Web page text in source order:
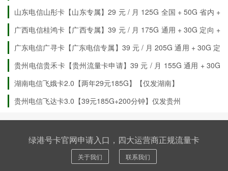
元 / 分钟
山东电信山彤卡【山东专属】29 元 / 月 125G 全国 + 50G 省内 +
30G 定向
广西电信桂鸿卡【广西专属】39 元 / 月 175G 通用 + 30G 定向 +
300 分钟通话
广东电信广寻卡【广东电信专属】39 元 / 月 205G 通用 + 30G 定
向 + 100 分钟通话
贵州电信贵禾卡【贵州流量卡申请】39 元 / 月 155G 通用 + 30G
定向 + 200 分钟通话
湖南电信飞娥卡2.0【两年29元185G】【仅发湖南】
贵州电信飞达卡3.0【39元185G+200分钟】仅发贵州
绿港号卡官网申请入口，四大运营商正规流量卡
关于我们 联系我们